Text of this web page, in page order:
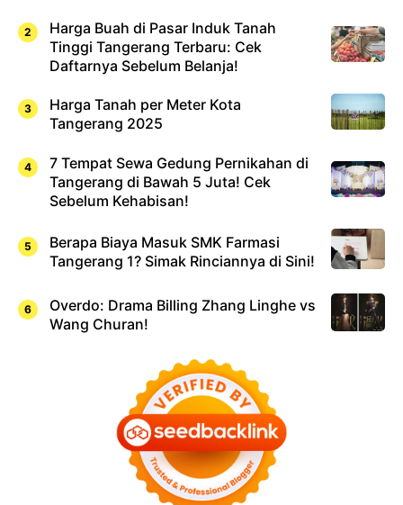
Harga Buah di Pasar Induk Tanah
Tinggi Tangerang Terbaru: Cek
Daftarnya Sebelum Belanja!
Harga Tanah per Meter Kota
Tangerang 2025
7 Tempat Sewa Gedung Pernikahan di
Tangerang di Bawah 5 Juta! Cek
Sebelum Kehabisan!
Berapa Biaya Masuk SMK Farmasi
Tangerang 1? Simak Rinciannya di Sini!
Overdo: Drama Billing Zhang Linghe vs
Wang Churan!